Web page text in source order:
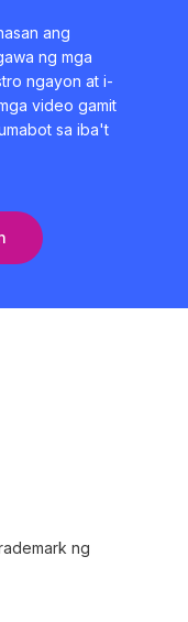
ang
ng mga
ngayon at i-
video gamit
sa iba't
ng